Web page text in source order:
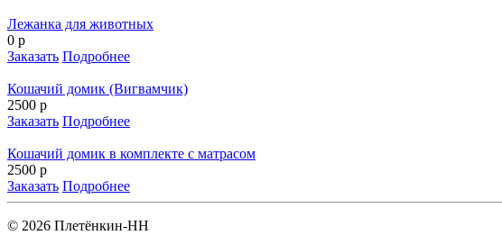
Лежанка для животных
0 р
Заказать Подробнее
Кошачий домик (Вигвамчик)
2500 р
Заказать Подробнее
Кошачий домик в комплекте с матрасом
2500 р
Заказать Подробнее
© 2026 Плетёнкин-НН